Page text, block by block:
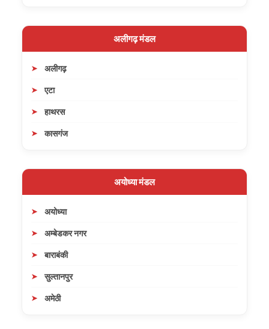
अलीगढ़ मंडल
अलीगढ़
एटा
हाथरस
कासगंज
अयोध्या मंडल
अयोध्या
अम्बेडकर नगर
बाराबंकी
सुल्तानपुर
अमेठी